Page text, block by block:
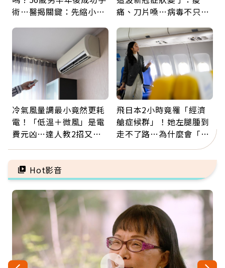
術…醫揭關鍵：先縮小腫
痛、刀片嗓…病毒不只攻
管發炎
冷氣風量調最小竟然更耗
電！「低溫＋微風」是電
費元凶…達人教2招又涼
飛日本2小時竟罹「經濟
艙症候群」！她左腿腫到
走不了路…為什麼會「靜
脈血栓」？醫示警7種人
注意
Hot影音